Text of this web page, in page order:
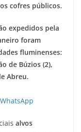
cofres públicos.
expedidos pela
foram
fluminenses:
de Búzios (2),
Abreu.
alvos